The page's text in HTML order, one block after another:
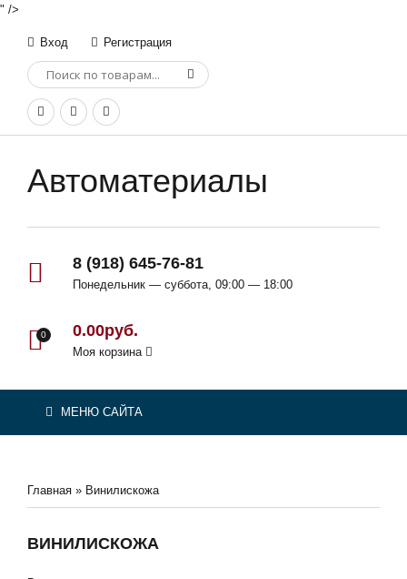
" />
Вход Регистрация
Автоматериалы
8 (918) 645-76-81
Понедельник — суббота, 09:00 — 18:00
0 0.00руб.
Моя корзина
МЕНЮ САЙТА
Главная » Винилискожа
ВИНИЛИСКОЖА